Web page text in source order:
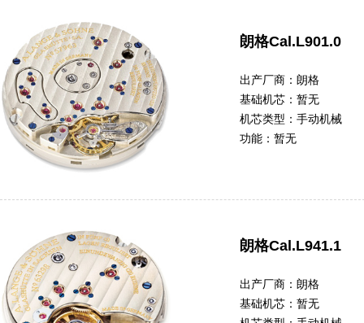
朗格Cal.L901.0
出产厂商： 朗格
基础机芯： 暂无
机芯类型： 手动机械
功能： 暂无
朗格Cal.L941.1
出产厂商： 朗格
基础机芯： 暂无